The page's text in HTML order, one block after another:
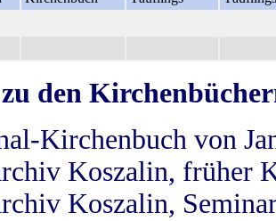
den
Kirchenbuch von
Koszalin, früher
Koszalin,